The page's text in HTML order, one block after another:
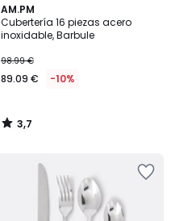
AM.PM
Cubertería 16 piezas acero
inoxidable, Barbule
98.99 €
89.09 € -10%
3,7
/ 5
3,7
/